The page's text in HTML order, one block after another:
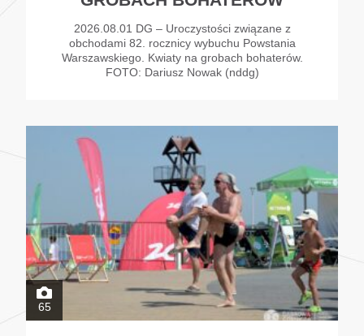
2026.08.01 DG – Uroczystości związane z
obchodami 82. rocznicy wybuchu Powstania
Warszawskiego. Kwiaty na grobach bohaterów.
FOTO: Dariusz Nowak (nddg)
65